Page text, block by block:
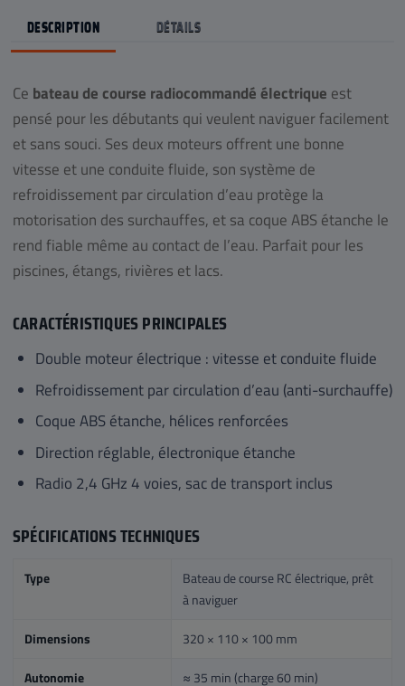
DESCRIPTION DÉTAILS
Ce bateau de course radiocommandé électrique est
pensé pour les débutants qui veulent naviguer facilement
et sans souci. Ses deux moteurs offrent une bonne
vitesse et une conduite fluide, son système de
refroidissement par circulation d’eau protège la
motorisation des surchauffes, et sa coque ABS étanche le
rend fiable même au contact de l’eau. Parfait pour les
piscines, étangs, rivières et lacs.
CARACTÉRISTIQUES PRINCIPALES
Double moteur électrique : vitesse et conduite fluide
Refroidissement par circulation d’eau (anti-surchauffe)
Coque ABS étanche, hélices renforcées
Direction réglable, électronique étanche
Radio 2,4 GHz 4 voies, sac de transport inclus
SPÉCIFICATIONS TECHNIQUES
Type
Bateau de course RC électrique, prêt
à naviguer
Dimensions 320 × 110 × 100 mm
Autonomie ≈ 35 min (charge 60 min)